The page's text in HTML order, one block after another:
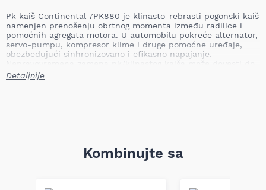
Pk kaiš Continental 7PK880 je klinasto-rebrasti pogonski kaiš
namenjen prenošenju obrtnog momenta između radilice i
pomoćnih agregata motora. U automobilu pokreće alternator,
servo-pumpu, kompresor klime i druge pomoćne uređaje,
obezbeđujući sinhronizovano i efikasno napajanje.
gubitka napajanja pomoćnih sistema, pregrevanja, problema
sa punjenjem akumulatora, kvara klime i potencijalnog
Continental je renomirani proizvođač auto-delova poznat po
visokim standardima materijala i izrade; ovaj pk kaiš je
Detaljnije
Kombinujte sa